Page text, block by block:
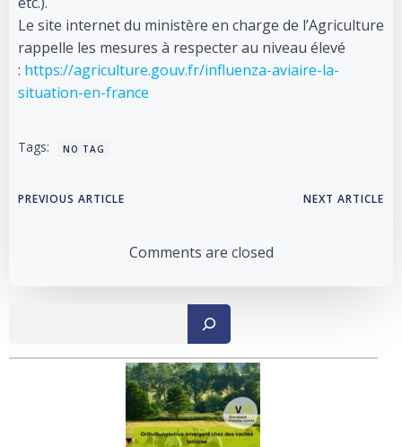
Le site internet du ministère en charge de l’Agriculture
rappelle les mesures à respecter au niveau élevé
: https://agriculture.gouv.fr/influenza-aviaire-la-
situation-en-france
Tags: NO TAG
Post
navigation
PREVIOUS ARTICLE
navigation
NEXT ARTICLE
Comments are closed